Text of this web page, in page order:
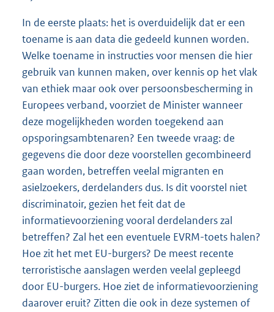
In de eerste plaats: het is overduidelijk dat er een
toename is aan data die gedeeld kunnen worden.
Welke toename in instructies voor mensen die hier
gebruik van kunnen maken, over kennis op het vlak
van ethiek maar ook over persoonsbescherming in
Europees verband, voorziet de Minister wanneer
deze mogelijkheden worden toegekend aan
opsporingsambtenaren? Een tweede vraag: de
gegevens die door deze voorstellen gecombineerd
gaan worden, betreffen veelal migranten en
asielzoekers, derdelanders dus. Is dit voorstel niet
discriminatoir, gezien het feit dat de
informatievoorziening vooral derdelanders zal
betreffen? Zal het een eventuele EVRM-toets halen?
Hoe zit het met EU-burgers? De meest recente
terroristische aanslagen werden veelal gepleegd
door EU-burgers. Hoe ziet de informatievoorziening
daarover eruit? Zitten die ook in deze systemen of